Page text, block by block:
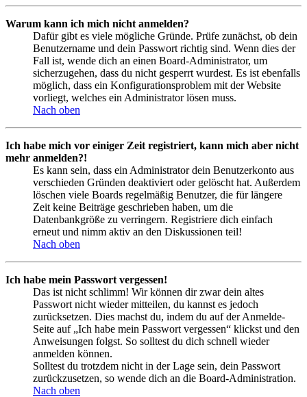
Warum kann ich mich nicht anmelden?
Dafür gibt es viele mögliche Gründe. Prüfe zunächst, ob dein
Benutzername und dein Passwort richtig sind. Wenn dies der
Fall ist, wende dich an einen Board-Administrator, um
sicherzugehen, dass du nicht gesperrt wurdest. Es ist ebenfalls
möglich, dass ein Konfigurationsproblem mit der Website
vorliegt, welches ein Administrator lösen muss.
Nach oben
Ich habe mich vor einiger Zeit registriert, kann mich aber nicht
mehr anmelden?!
Es kann sein, dass ein Administrator dein Benutzerkonto aus
verschieden Gründen deaktiviert oder gelöscht hat. Außerdem
löschen viele Boards regelmäßig Benutzer, die für längere
Zeit keine Beiträge geschrieben haben, um die
Datenbankgröße zu verringern. Registriere dich einfach
erneut und nimm aktiv an den Diskussionen teil!
Nach oben
Ich habe mein Passwort vergessen!
Das ist nicht schlimm! Wir können dir zwar dein altes
Passwort nicht wieder mitteilen, du kannst es jedoch
zurücksetzen. Dies machst du, indem du auf der Anmelde-
Seite auf „Ich habe mein Passwort vergessen“ klickst und den
Anweisungen folgst. So solltest du dich schnell wieder
anmelden können.
Solltest du trotzdem nicht in der Lage sein, dein Passwort
zurückzusetzen, so wende dich an die Board-Administration.
Nach oben